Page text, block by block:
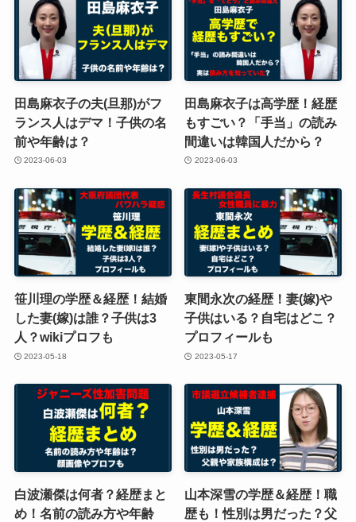
田島麻衣子の夫(旦那)がフ
ランス人はデマ！子供の名
前や年齢は？
2023-06-03
田島麻衣子は高学歴！経歴
もすごい？「手当」の読み
間違いは韓国人だから？
2023-06-03
笹川理の学歴＆経歴！結婚
した妻(嫁)は誰？子供は3
人？wikiプロフも
2023-05-18
東間永次の経歴！妻(嫁)や
子供はいる？自宅はどこ？
プロフィールも
2023-05-17
白波瀬傑は何者？経歴まと
め！名前の読み方や年齢
山本深雪の学歴＆経歴！職
歴も！性別は男だった？父